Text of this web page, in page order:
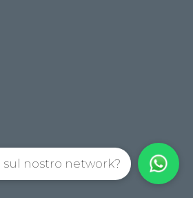
nostro network?